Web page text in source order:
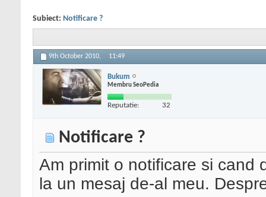
Subiect: Notificare ?
9th October 2010, 11:49
Bukum
Membru SeoPedia
Reputatie: 32
Notificare ?
Am primit o notificare si cand
la un mesaj de-al meu.